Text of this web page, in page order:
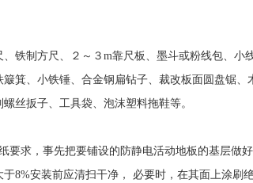
制方尺、２～３m靠尺板、墨斗或粉线包、小
箕、小铁锤、合金钢扁钻子、裁改板面圆盘锯
丝扳子、工具袋、泡沫塑料拖鞋等。
求，事先把要铺设的防静电活动地板的基层做
8%安装前应清扫干净， 必要时，在其面上涂刷